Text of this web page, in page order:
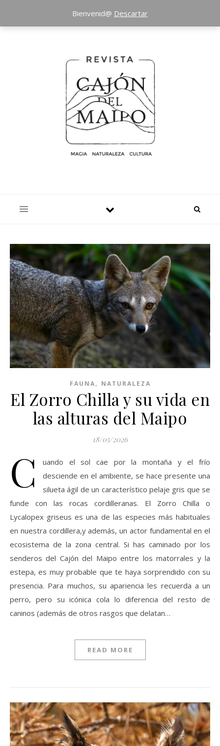
FAUNA, NATURALEZA
El Zorro Chilla y su vida en
las alturas del Maipo
18/05/2026
C
uando el sol cae por la montaña y el frío
desciende en el ambiente, se hace presente una
silueta ágil de un característico pelaje gris que se
funde con las rocas cordilleranas. El Zorro Chilla o
Lycalopex griseus es una de las especies más habituales
en nuestra cordillera,y además, un actor fundamental en el
ecosistema de la zona central. Si has caminado por los
senderos del Cajón del Maipo entre los matorrales y la
estepa, es muy probable que te haya sorprendido con su
presencia. Para muchos, su apariencia les recuerda a un
perro, pero su icónica cola lo diferencia del resto de
caninos (además de otros rasgos que delatan…
READ MORE
Bienvenid@ Descartar